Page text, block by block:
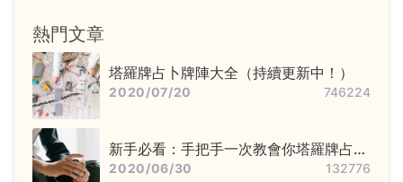
熱門文章
塔羅牌占卜牌陣大全（持續更新中！）
2020/07/20 746224
新手必看：手把手一次教會你塔羅牌占卜
步驟——洗牌＋切牌、抽牌、排牌陣！
2020/06/30 132776